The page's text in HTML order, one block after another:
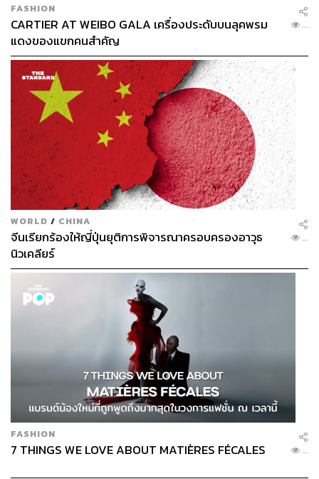
FASHION
CARTIER AT WEIBO GALA เครื่องประดับบนลุคพรม
แดงของแขกคนสำคัญ
...
WORLD / CHINA
จีนเรียกร้องให้ญี่ปุ่นยุติการพิจารณาครอบครองอาวุธ
นิวเคลียร์
...
FASHION
7 THINGS WE LOVE ABOUT MATIÈRES FÉCALES ...